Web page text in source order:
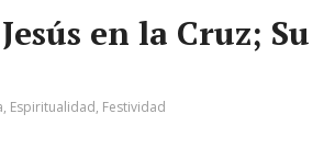
en la Cruz; Su
, Espiritualidad, Festividad